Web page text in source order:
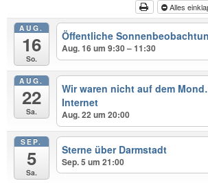
Alles
AUG.
16
So.
Öffentliche
Aug. 16 um 9:30 – 11:30
AUG.
22
Sa.
Wir waren nicht auf dem
Internet
Aug. 22 um 20:00
SEP.
5
Sa.
Sterne über Darmstadt
Sep. 5 um 21:00